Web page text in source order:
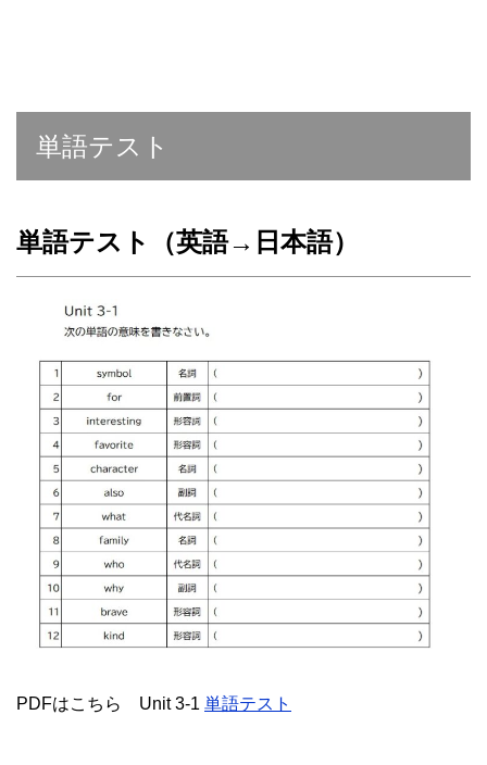
単語テスト
単語テスト（英語→日本語）
PDFはこちら Unit 3-1 単語テスト